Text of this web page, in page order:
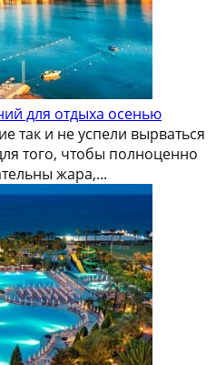
для отдыха осенью
так и не успели вырваться
того, чтобы полноценно
жара,...